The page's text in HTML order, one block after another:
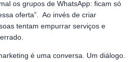
os grupos de WhatsApp: ficam só
oferta”. Ao invés de criar
tentam empurrar serviços e
é uma conversa. Um diálogo.